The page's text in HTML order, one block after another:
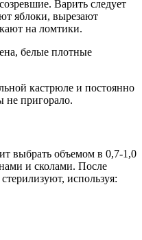
Варить следует
яблоки, вырезают
на ломтики.
белые плотные
кастрюле и постоянно
не пригорало.
выбрать объемом в 0,7-1,0
и сколами. После
используя: